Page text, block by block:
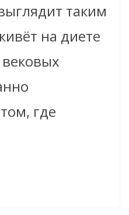
таким
на диете
где